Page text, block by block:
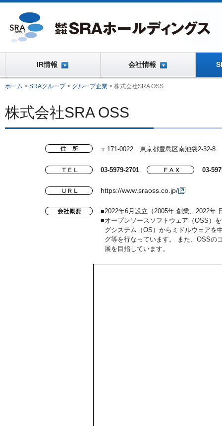
IR情報 会社情報
ホーム > SRAグループ> グループ企業 > 株式会社SRA OSS
株式会社SRA OSS
〒171-0022 東京都豊島区南池袋2-32-8
03-5979-2701 03-
https://www.sraoss.co.jp/
■2022年6月設立（2005年 創業、2022年
■オープンソースソフトウェア（OSS）
グシステム（OS）からミドルウェアを
グ等を行なっています。 また、OSSの
展を目指しています。